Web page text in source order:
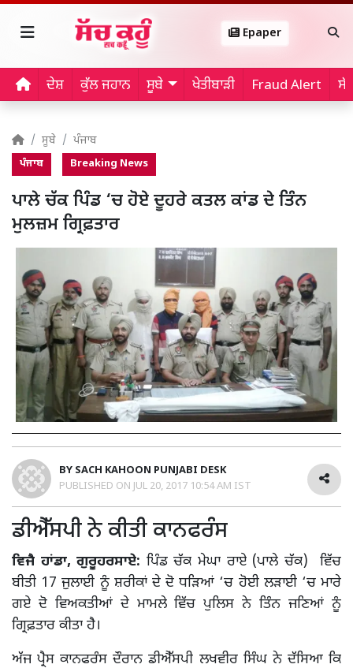
Epaper
ਦੇਸ਼ ਕੁੱਲ ਜਹਾਨ ਸੂਬੇ ਖੇਤੀਬਾੜੀ Fraud Alert
ਸੂਬੇ ਪੰਜਾਬ
ਪੰਜਾਬ Breaking News
ਪਾਲੇ ਚੱਕ ਪਿੰਡ ‘ਚ ਹੋਏ ਦੂਹਰੇ ਕਤਲ ਕਾਂਡ ਦੇ ਤਿੰਨ
ਮੁਲਜ਼ਮ ਗ੍ਰਿਫ਼ਤਾਰ
BY SACH KAHOON PUNJABI DESK
PUBLISHED ON JUL 20, 2017 10:54 AM IST
ਡੀਐੱਸਪੀ ਨੇ ਕੀਤੀ ਕਾਨਫਰੰਸ
ਵਿਜੈ ਹਾਂਡਾ, ਗੁਰੂਹਰਸਾਏ: ਪਿੰਡ ਚੱਕ ਮੇਘਾ ਰਾਏ (ਪਾਲੇ ਚੱਕ) ਵਿੱਚ
ਬੀਤੀ 17 ਜੁਲਾਈ ਨੂੰ ਸ਼ਰੀਕਾਂ ਦੇ ਦੋ ਧੜਿਆਂ ‘ਚ ਹੋਈ ਲੜਾਈ ‘ਚ ਮਾਰੇ
ਗਏ ਦੋ ਵਿਅਕਤੀਆਂ ਦੇ ਮਾਮਲੇ ਵਿੱਚ ਪੁਲਿਸ ਨੇ ਤਿੰਨ ਜਣਿਆਂ ਨੂੰ
ਗ੍ਰਿਫ਼ਤਾਰ ਕੀਤਾ ਹੈ।
ਅੱਜ ਪ੍ਰੈਸ ਕਾਨਫਰੰਸ ਦੌਰਾਨ ਡੀਐੱਸਪੀ ਲਖਵੀਰ ਸਿੰਘ ਨੇ ਦੱਸਿਆ ਕਿ